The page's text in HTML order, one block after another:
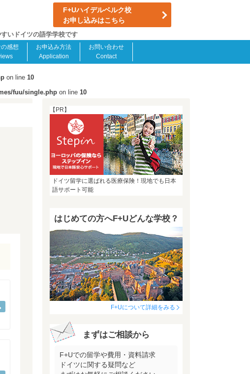
F+Uハイデルベルク校
お申し込みはこちら
いドイツの語学学校です
感想
お申込み方法
Application
お問い合わせ
Contact
on line 10
fuu/single.php on line 10
【PR】
ドイツ留学に選ばれる医療保険！現地でも日本
語サポート可能
はじめての方へF+Uどんな学校？
F+Uについて詳細をみる
まずはご相談から
F+Uでの留学や費用・資料請求
ドイツに関する疑問など